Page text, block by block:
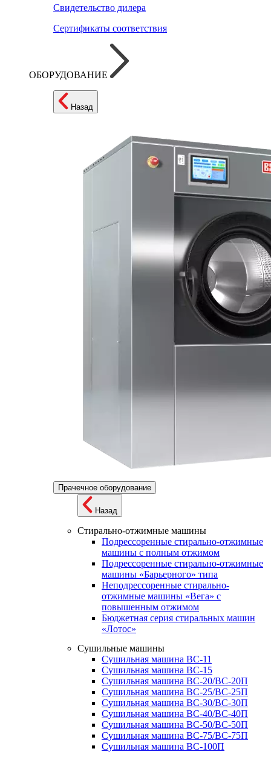
Свидетельство дилера
Сертификаты соответствия
ОБОРУДОВАНИЕ
Назад
Прачечное оборудование
Назад
Стирально-отжимные машины
Подрессоренные стирально-отжимные
машины с полным отжимом
Подрессоренные стирально-отжимные
машины «Барьерного» типа
Неподрессоренные стирально-
отжимные машины «Вега» с
повышенным отжимом
Бюджетная серия стиральных машин
«Лотос»
Сушильные машины
Сушильная машина ВС-11
Сушильная машина ВС-15
Сушильная машина ВС-20/ВС-20П
Сушильная машина ВС-25/ВС-25П
Сушильная машина ВС-30/ВС-30П
Сушильная машина ВС-40/ВС-40П
Сушильная машина ВС-50/ВС-50П
Сушильная машина ВС-75/ВС-75П
Сушильная машина ВС-100П